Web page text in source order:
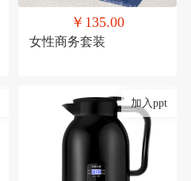
￥135.00
女性商务套装
加入ppt